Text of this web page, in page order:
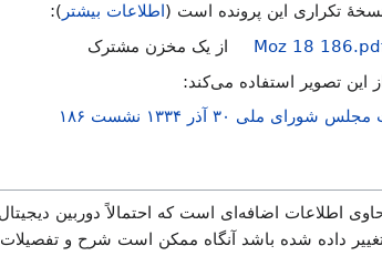
نسخهٔ تکراری این پرونده است (اطلاعات بیشتر ):
از یک مخزن مشترک
این تصویر استفاده می‌کند:
شورای ملی ۳۰ آذر ۱۳۳۴ نشست ۱۸۶
اطلاعات اضافه‌ای است که احتمالاً دوربین
داده شده باشد آنگاه ممکن است شرح و تفصیلات